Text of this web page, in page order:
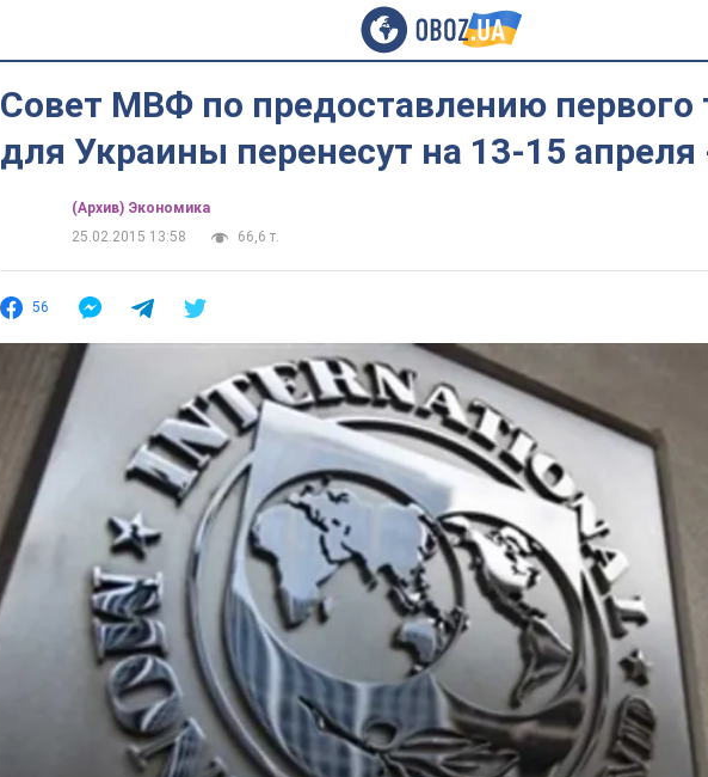
Совет МВФ по предоставлению первого
для Украины перенесут на 13-15
(Архив) Экономика
25.02.2015 13:58
66,6 т.
56